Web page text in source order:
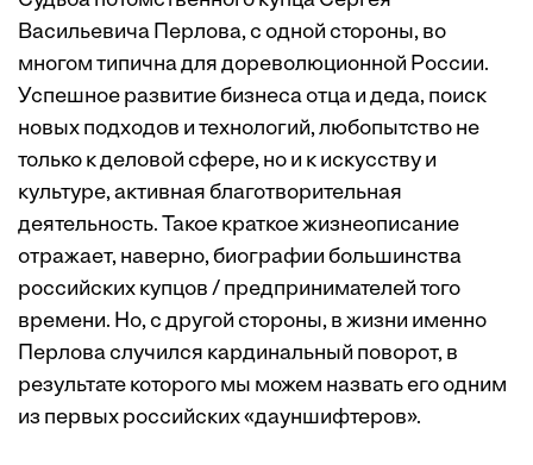
Васильевича Перлова, с одной стороны, во
многом типична для дореволюционной России.
Успешное развитие бизнеса отца и деда, поиск
новых подходов и технологий, любопытство не
только к деловой сфере, но и к искусству и
культуре, активная благотворительная
деятельность. Такое краткое жизнеописание
отражает, наверно, биографии большинства
российских купцов / предпринимателей того
времени. Но, с другой стороны, в жизни именно
Перлова случился кардинальный поворот, в
результате которого мы можем назвать его одним
из первых российских «дауншифтеров».